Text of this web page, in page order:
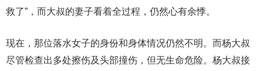
救了”，而大叔的妻子看着全过程，仍然心有余悸。
现在，那位落水女子的身份和身体情况仍然不明。而杨大叔
尽管检查出多处擦伤及头部撞伤，但无生命危险。杨大叔接